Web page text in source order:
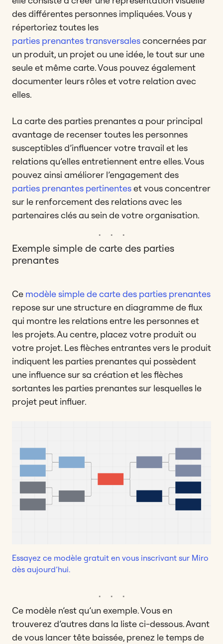
des différentes personnes impliquées. Vous y
répertoriez toutes les
parties prenantes transversalesconcernées par
un produit, un projet ou une idée, le tout sur une
seule et même carte. Vous pouvez également
documenter leurs rôles et votre relation avec
elles.
La carte des parties prenantes a pour principal
avantage de recenser toutes les personnes
susceptibles d’influencer votre travail et les
relations qu’elles entretiennent entre elles. Vous
pouvez ainsi améliorer l’engagement des
parties prenantes pertinenteset vous concentrer
sur le renforcement des relations avec les
partenaires clés au sein de votre organisation.
Exemple simple de carte des parties
prenantes
Ce modèle simple de carte des parties prenantes
repose sur une structure en diagramme de flux
qui montre les relations entre les personnes et
les projets. Au centre, placez votre produit ou
votre projet. Les flèches entrantes vers le produit
indiquent les parties prenantes qui possèdent
une influence sur sa création et les flèches
sortantes les parties prenantes sur lesquelles le
projet peut influer.
Essayez ce modèle gratuit en vous inscrivant sur Miro
dès aujourd’hui.
Ce modèle n’est qu’un exemple. Vous en
trouverez d’autres dans la liste ci-dessous. Avant
de vous lancer tête baissée, prenez le temps de